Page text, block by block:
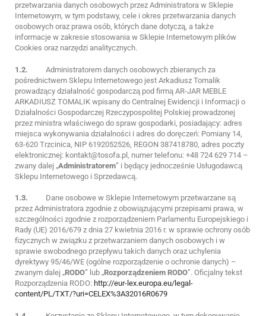
przetwarzania danych osobowych przez Administratora w Sklepie
Internetowym, w tym podstawy, cele i okres przetwarzania danych
osobowych oraz prawa osób, których dane dotyczą, a także
informacje w zakresie stosowania w Sklepie Internetowym plików
Cookies oraz narzędzi analitycznych.
1.2. Administratorem danych osobowych zbieranych za
pośrednictwem Sklepu Internetowego jest Arkadiusz Tomalik
prowadzący działalność gospodarczą pod firmą AR-JAR MEBLE
ARKADIUSZ TOMALIK wpisany do Centralnej Ewidencji i Informacji o
Działalności Gospodarczej Rzeczypospolitej Polskiej prowadzonej
przez ministra właściwego do spraw gospodarki, posiadający: adres
miejsca wykonywania działalności i adres do doręczeń: Pomiany 14,
63-620 Trzcinica, NIP 6192052526, REGON 387418780, adres poczty
elektronicznej: kontakt@tosofa.pl, numer telefonu: +48 724 629 714 –
zwany dalej „Administratorem” i będący jednocześnie Usługodawcą
Sklepu Internetowego i Sprzedawcą.
1.3. Dane osobowe w Sklepie Internetowym przetwarzane są
przez Administratora zgodnie z obowiązującymi przepisami prawa, w
szczególności zgodnie z rozporządzeniem Parlamentu Europejskiego i
Rady (UE) 2016/679 z dnia 27 kwietnia 2016 r. w sprawie ochrony osób
fizycznych w związku z przetwarzaniem danych osobowych i w
sprawie swobodnego przepływu takich danych oraz uchylenia
dyrektywy 95/46/WE (ogólne rozporządzenie o ochronie danych) –
zwanym dalej „RODO” lub „Rozporządzeniem RODO”. Oficjalny tekst
Rozporządzenia RODO: http://eur-lex.europa.eu/legal-
content/PL/TXT/?uri=CELEX%3A32016R0679